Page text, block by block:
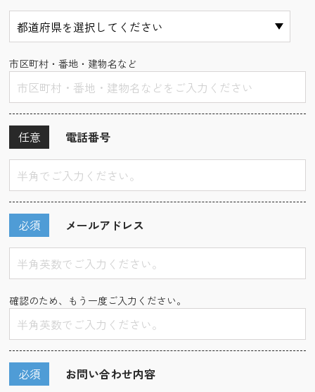
市区町村・番地・建物名など
電話番号
任意
メールアドレス
必須
確認のため、もう一度ご入力ください。
お問い合わせ内容
必須